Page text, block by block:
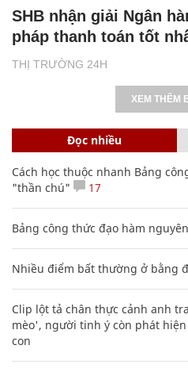
THỊ TRƯỜNG 24H
SHB nhận giải Ngân
pháp thanh toán tốt
XEM THÊM
Đọc nhiều
Cách học thuộc nhanh Bảng
"thần chú"
17
Bảng công thức đạo hàm
Nhiều điểm bất thường ở bằng
Clip lột tả chân thực cảnh anh
mèo', người tinh ý còn phát
con